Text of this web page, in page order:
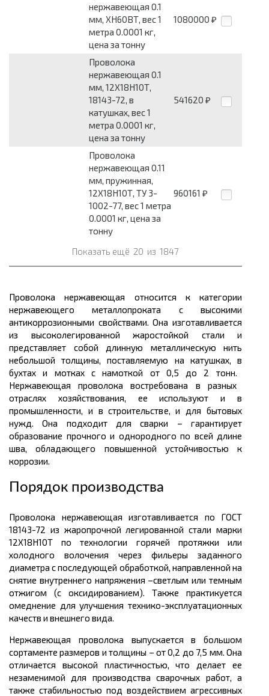
нержавеющая 0.1
мм, ХН60ВТ, вес 1
метра 0.0001 кг,
цена за тонну
1080000 ₽
Проволока
нержавеющая 0.1
мм, 12Х18Н10Т,
18143-72, в
катушках, вес 1
метра 0.0001 кг,
цена за тонну
541620 ₽
Проволока
нержавеющая 0.11
мм, пружинная,
12Х18Н10Т, ТУ 3-
1002-77, вес 1 метра
0.0001 кг, цена за
тонну
960161 ₽
Показать ещё 20 из 1847
Проволока нержавеющая относится к категории
нержавеющегометаллопроката с высокими
антикоррозионными свойствами. Она изготавливается
из высоколегированной жаростойкой стали и
представляет собой длинную металлическую нить
небольшой толщины, поставляемую на катушках, в
бухтах и мотках с намоткой от 0,5 до 2 тонн.
Нержавеющая проволока востребована в разных
отраслях хозяйствования, ее используют и в
промышленности, и в строительстве, и для бытовых
нужд. Она подходит для сварки – гарантирует
образование прочного и однородного по всей длине
шва, обладающего повышенной устойчивостью к
коррозии.
Порядок производства
Проволока нержавеющая изготавливается по ГОСТ
18143-72 из жаропрочной легированной стали марки
12Х18Н10Т по технологии горячей протяжки или
холодного волочения через фильеры заданного
диаметра с последующей обработкой, направленной на
снятие внутреннего напряжения –светлым или темным
отжигом (с оксидированием). Также практикуется
омеднение для улучшения технико-эксплуатационных
качеств и внешнего вида.
Нержавеющая проволока выпускается в большом
сортаменте размеров итолщины – от 0,2 до 7,5 мм. Она
отличается высокой пластичностью, что делает ее
незаменимой для производства сварочных работ, а
также стабильностью под воздействием агрессивных